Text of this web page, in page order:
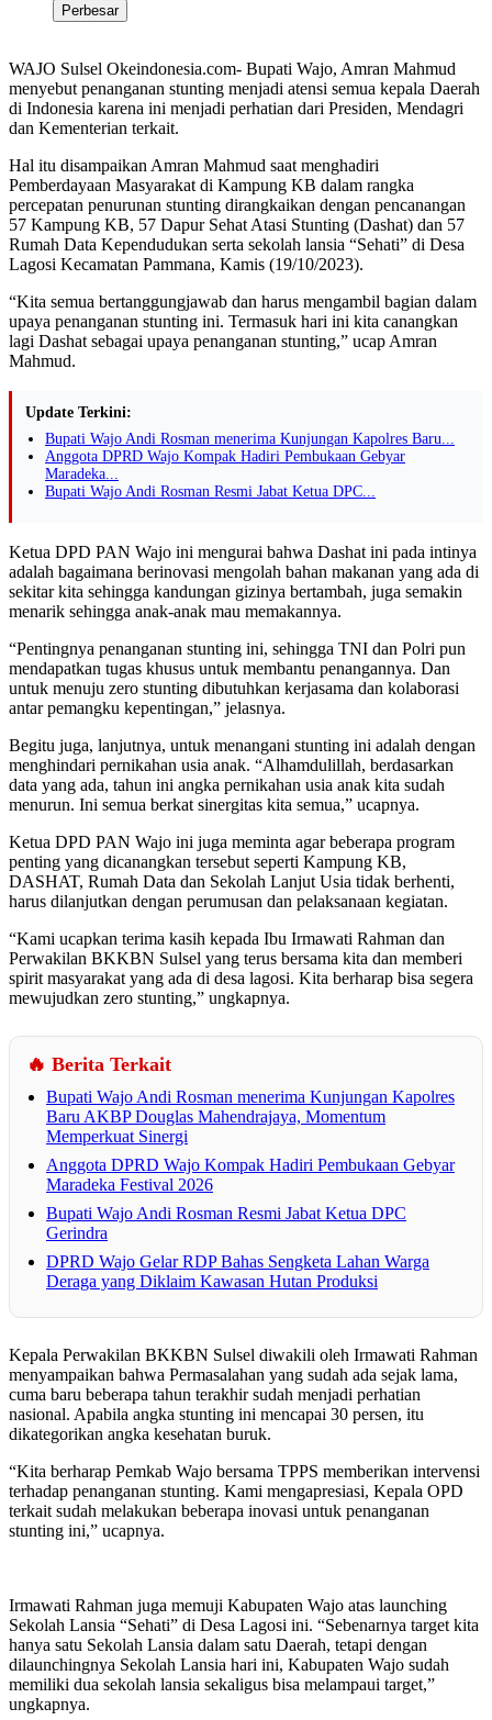
Perbesar
WAJO Sulsel Okeindonesia.com- Bupati Wajo, Amran Mahmud
menyebut penanganan stunting menjadi atensi semua kepala Daerah
di Indonesia karena ini menjadi perhatian dari Presiden, Mendagri
dan Kementerian terkait.
Hal itu disampaikan Amran Mahmud saat menghadiri
Pemberdayaan Masyarakat di Kampung KB dalam rangka
percepatan penurunan stunting dirangkaikan dengan pencanangan
57 Kampung KB, 57 Dapur Sehat Atasi Stunting (Dashat) dan 57
Rumah Data Kependudukan serta sekolah lansia “Sehati” di Desa
Lagosi Kecamatan Pammana, Kamis (19/10/2023).
“Kita semua bertanggungjawab dan harus mengambil bagian dalam
upaya penanganan stunting ini. Termasuk hari ini kita canangkan
lagi Dashat sebagai upaya penanganan stunting,” ucap Amran
Mahmud.
Update Terkini:
Bupati Wajo Andi Rosman menerima Kunjungan Kapolres Baru...
Anggota DPRD Wajo Kompak Hadiri Pembukaan Gebyar
Maradeka...
Bupati Wajo Andi Rosman Resmi Jabat Ketua DPC...
Ketua DPD PAN Wajo ini mengurai bahwa Dashat ini pada intinya
adalah bagaimana berinovasi mengolah bahan makanan yang ada di
sekitar kita sehingga kandungan gizinya bertambah, juga semakin
menarik sehingga anak-anak mau memakannya.
“Pentingnya penanganan stunting ini, sehingga TNI dan Polri pun
mendapatkan tugas khusus untuk membantu penangannya. Dan
untuk menuju zero stunting dibutuhkan kerjasama dan kolaborasi
antar pemangku kepentingan,” jelasnya.
Begitu juga, lanjutnya, untuk menangani stunting ini adalah dengan
menghindari pernikahan usia anak. “Alhamdulillah, berdasarkan
data yang ada, tahun ini angka pernikahan usia anak kita sudah
menurun. Ini semua berkat sinergitas kita semua,” ucapnya.
Ketua DPD PAN Wajo ini juga meminta agar beberapa program
penting yang dicanangkan tersebut seperti Kampung KB,
DASHAT, Rumah Data dan Sekolah Lanjut Usia tidak berhenti,
harus dilanjutkan dengan perumusan dan pelaksanaan kegiatan.
“Kami ucapkan terima kasih kepada Ibu Irmawati Rahman dan
Perwakilan BKKBN Sulsel yang terus bersama kita dan memberi
spirit masyarakat yang ada di desa lagosi. Kita berharap bisa segera
mewujudkan zero stunting,” ungkapnya.
🔥 Berita Terkait
Bupati Wajo Andi Rosman menerima Kunjungan Kapolres
Baru AKBP Douglas Mahendrajaya, Momentum
Memperkuat Sinergi
Anggota DPRD Wajo Kompak Hadiri Pembukaan Gebyar
Maradeka Festival 2026
Bupati Wajo Andi Rosman Resmi Jabat Ketua DPC
Gerindra
DPRD Wajo Gelar RDP Bahas Sengketa Lahan Warga
Deraga yang Diklaim Kawasan Hutan Produksi
Kepala Perwakilan BKKBN Sulsel diwakili oleh Irmawati Rahman
menyampaikan bahwa Permasalahan yang sudah ada sejak lama,
cuma baru beberapa tahun terakhir sudah menjadi perhatian
nasional. Apabila angka stunting ini mencapai 30 persen, itu
dikategorikan angka kesehatan buruk.
“Kita berharap Pemkab Wajo bersama TPPS memberikan intervensi
terhadap penanganan stunting. Kami mengapresiasi, Kepala OPD
terkait sudah melakukan beberapa inovasi untuk penanganan
stunting ini,” ucapnya.
Irmawati Rahman juga memuji Kabupaten Wajo atas launching
Sekolah Lansia “Sehati” di Desa Lagosi ini. “Sebenarnya target kita
hanya satu Sekolah Lansia dalam satu Daerah, tetapi dengan
dilaunchingnya Sekolah Lansia hari ini, Kabupaten Wajo sudah
memiliki dua sekolah lansia sekaligus bisa melampaui target,”
ungkapnya.